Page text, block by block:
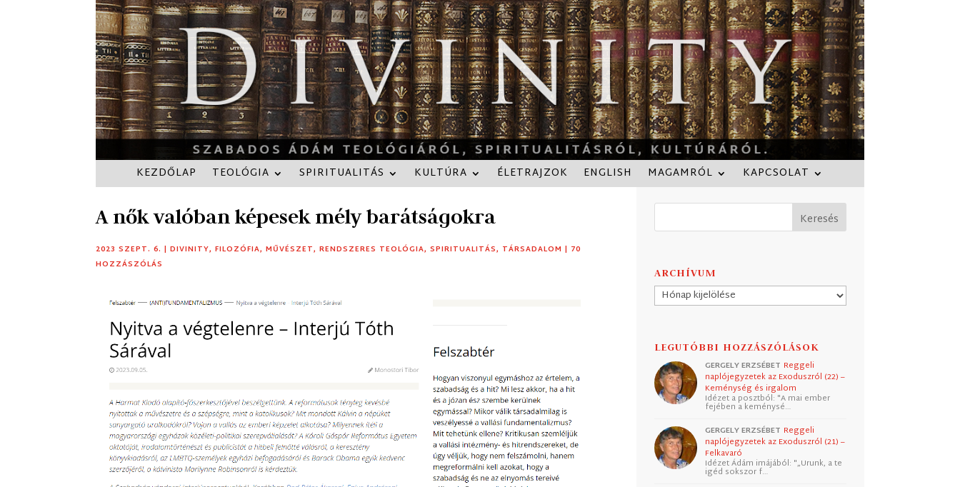
KEZDŐLAP TEOLÓGIA SPIRITUALITÁS KULTÚRA ÉLETRAJZOK ENGLISH MAGAMRÓL KAPCSOLAT
A nők valóban képesek mély barátságokra
2023 SZEPT. 6. |DIVINITY,FILOZÓFIA,MŰVÉSZET,RENDSZERES TEOLÓGIA,SPIRITUALITÁS, TÁRSADALOM | 70
HOZZÁSZÓLÁS
ARCHÍVUM
Archívum
LEGUTÓBBI HOZZÁSZÓLÁSOK
GERGELY ERZSÉBET Reggeli
naplójegyzetek az Exoduszról (22) –
Keménység és irgalom
Idézet a posztból: "A mai ember
fejében a keménysé…
GERGELY ERZSÉBET Reggeli
naplójegyzetek az Exoduszról (21) –
Felkavaró
Idézet Ádám imájából: "„Urunk, a te
igéd sokszor f…